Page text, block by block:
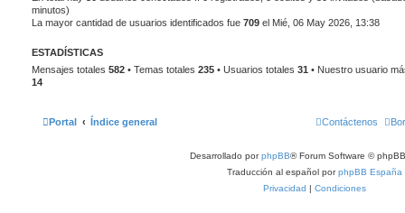
minutos)
La mayor cantidad de usuarios identificados fue 709 el Mié, 06 May 2026, 13:38
ESTADÍSTICAS
Mensajes totales 582 • Temas totales 235 • Usuarios totales 31 • Nuestro usuario
14
Portal Índice general Contáctenos
Desarrollado porphpBB® Forum Software ©
Traducción al español porphpBB España
Privacidad | Condiciones